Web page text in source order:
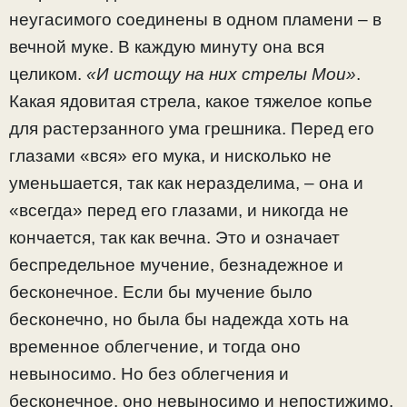
неугасимого соединены в одном пламени – в
вечной муке. В каждую минуту она вся
целиком. «И истощу на них стрелы Мои».
Какая ядовитая стрела, какое тяжелое копье
для растерзанного ума грешника. Перед его
глазами «вся» его мука, и нисколько не
уменьшается, так как неразделима, – она и
«всегда» перед его глазами, и никогда не
кончается, так как вечна. Это и означает
беспредельное мучение, безнадежное и
бесконечное. Если бы мучение было
бесконечно, но была бы надежда хоть на
временное облегчение, и тогда оно
невыносимо. Но без облегчения и
бесконечное, оно невыносимо и непостижимо.